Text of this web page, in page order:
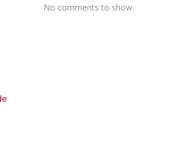
No comments to show.